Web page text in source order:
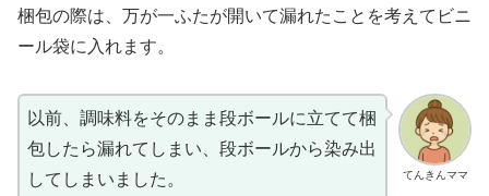
梱包の際は、万が一ふたが開いて漏れたことを考えてビニ
ール袋に入れます。
てんきんママ
以前、調味料をそのまま段ボールに立てて梱
包したら漏れてしまい、段ボールから染み出
してしまいました。